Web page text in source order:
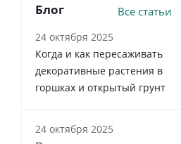
Блог Все статьи
24 октября 2025
Когда и как пересаживать
декоративные растения в
горшках и открытый грунт
24 октября 2025